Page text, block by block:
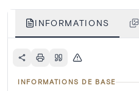
INFORMATIONS
INFORMATIONS DE BASE